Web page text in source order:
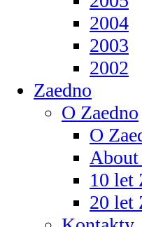
2004
2003
2002
Zaedno
O Zaedno
O
About
10 let
20 let